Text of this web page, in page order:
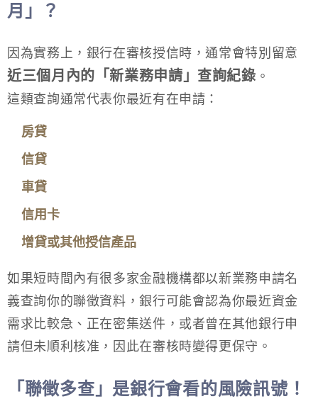
月」？
因為實務上，銀行在審核授信時，通常會特別留意
近三個月內的「新業務申請」查詢紀錄 。
這類查詢通常代表你最近有在申請：
房貸
信貸
車貸
信用卡
增貸或其他授信產品
如果短時間內有很多家金融機構都以新業務申請名
義查詢你的聯徵資料，銀行可能會認為你最近資金
需求比較急、正在密集送件，或者曾在其他銀行申
請但未順利核准，因此在審核時變得更保守。
「聯徵多查」是銀行會看的風險訊號！